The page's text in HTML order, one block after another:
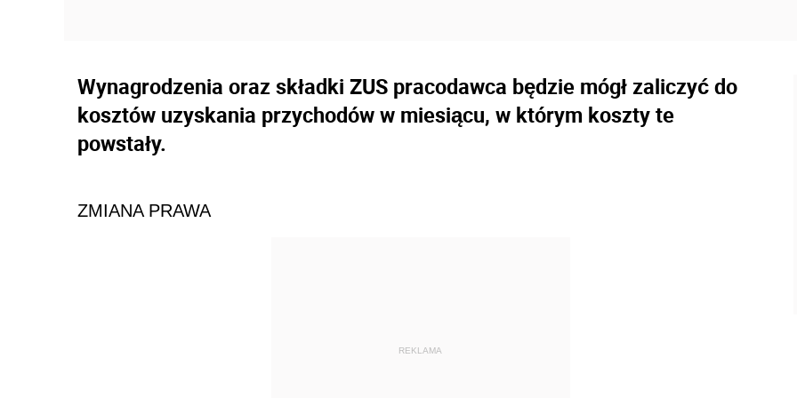
Wynagrodzenia oraz składki ZUS pracodawca będzie mógł zaliczyć do
kosztów uzyskania przychodów w miesiącu, w którym koszty te
powstały.
ZMIANA PRAWA
REKLAMA